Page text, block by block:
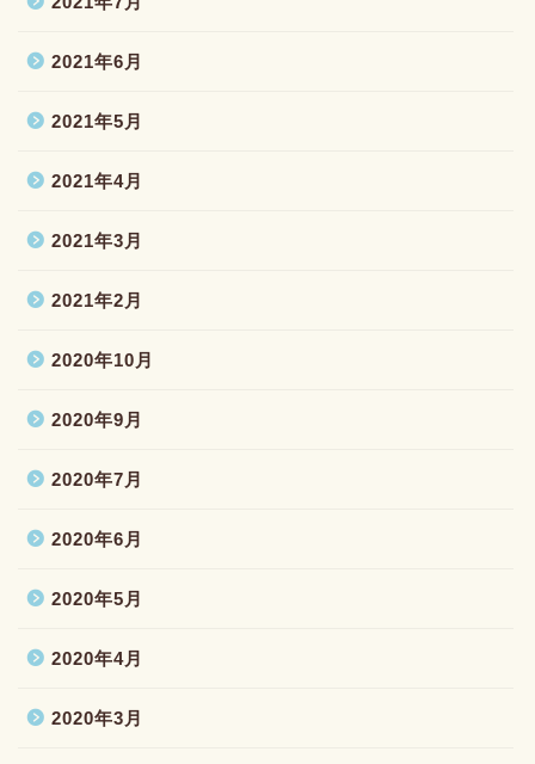
2021年6月
2021年5月
2021年4月
2021年3月
2021年2月
2020年10月
2020年9月
2020年7月
2020年6月
2020年5月
2020年4月
2020年3月